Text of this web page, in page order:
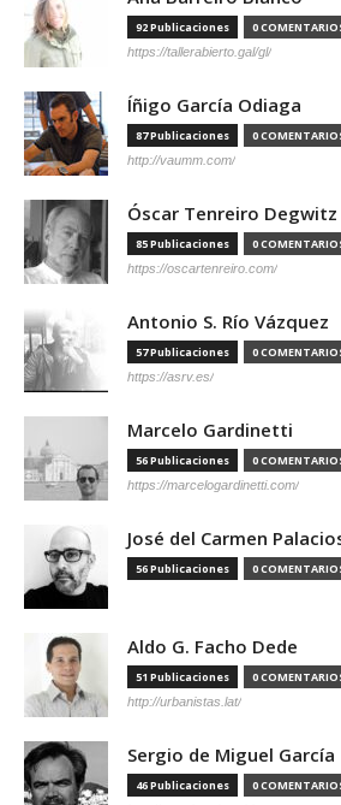
92 Publicaciones 0
https://tallerabierto.gal/gl/
Íñigo García Odiaga
87 Publicaciones 0
http://vaumm.com/
Óscar Tenreiro Degwitz
85 Publicaciones 0
https://oscartenreiro.com/
Antonio S. Río Vázquez
57 Publicaciones 0
https://asrv.es/
Marcelo Gardinetti
56 Publicaciones 0
https://marcelogardinetti.com/
José del Carmen
56 Publicaciones 0
Aldo G. Facho Dede
51 Publicaciones 0
http://urbanistas.lat/
Sergio de Miguel García
46 Publicaciones 0